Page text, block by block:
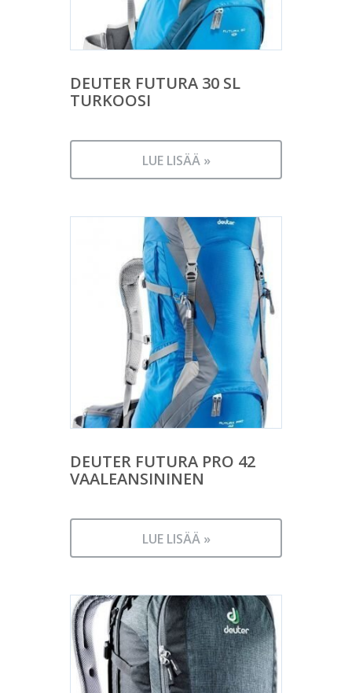
DEUTER FUTURA 30 SL
TURKOOSI
LUE LISÄÄ »
DEUTER FUTURA PRO 42
VAALEANSININEN
LUE LISÄÄ »